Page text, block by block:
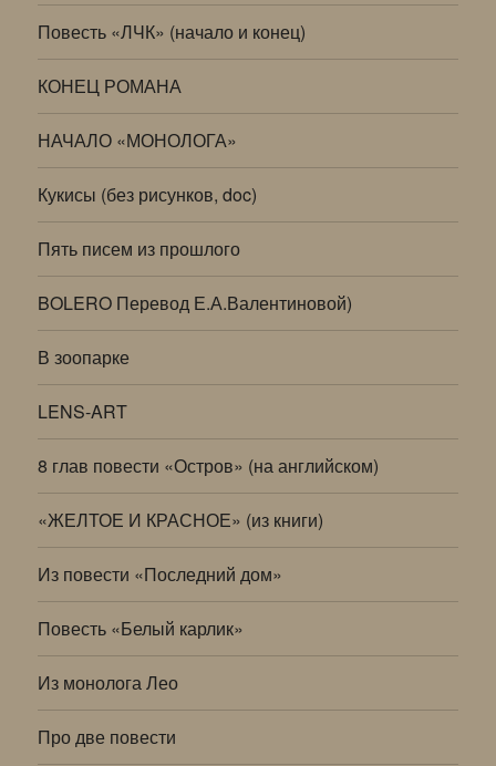
Повесть «ЛЧК» (начало и конец)
КОНЕЦ РОМАНА
НАЧАЛО «МОНОЛОГА»
Кукисы (без рисунков, doc)
Пять писем из прошлого
BOLERO Перевод Е.А.Валентиновой)
В зоопарке
LENS-ART
8 глав повести «Остров» (на английском)
«ЖЕЛТОЕ И КРАСНОЕ» (из книги)
Из повести «Последний дом»
Повесть «Белый карлик»
Из монолога Лео
Про две повести